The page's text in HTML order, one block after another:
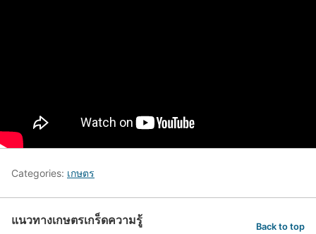
Categories: เกษตร
แนวทางเกษตรเกร็ดความรู้ Back to top